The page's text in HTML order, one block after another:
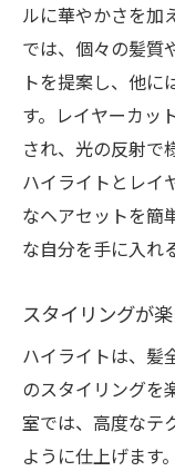
ルに華やかさを加
では、個々の髪質
トを提案し、他に
す。レイヤーカッ
され、光の反射で
ハイライトとレイ
なヘアセットを簡
な自分を手に入れ
スタイリングが
ハイライトは、髪
のスタイリングを
室では、高度なテ
ように仕上げます